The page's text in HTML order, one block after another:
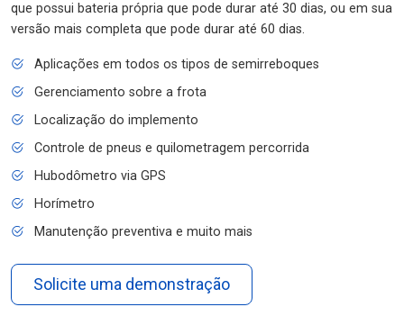
que possui bateria própria que pode durar até 30 dias, ou em sua
versão mais completa que pode durar até 60 dias.
Aplicações em todos os tipos de semirreboques
Gerenciamento sobre a frota
Localização do implemento
Controle de pneus e quilometragem percorrida
Hubodômetro via GPS
Horímetro
Manutenção preventiva e muito mais
Solicite uma demonstração